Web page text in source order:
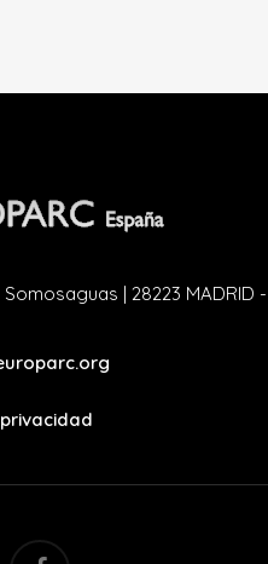
| 28223 MADRID
facebook